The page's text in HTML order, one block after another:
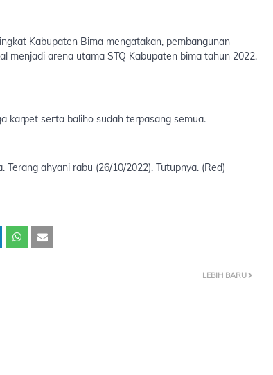
Kabupaten Bima mengatakan, pembangunan
menjadi arena utama STQ Kabupaten bima tahun 2022,
karpet serta baliho sudah terpasang semua.
ahyani rabu (26/10/2022). Tutupnya. (Red)
LEBIH BARU